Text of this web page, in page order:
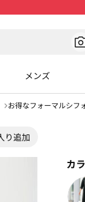
メンズ
お得なフォーマルシフ
カ